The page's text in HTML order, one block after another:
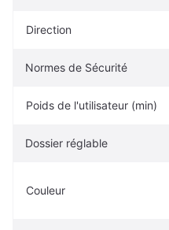
Direction
Normes de Sécurité
Poids de l'utilisateur (min)
Dossier réglable
Couleur